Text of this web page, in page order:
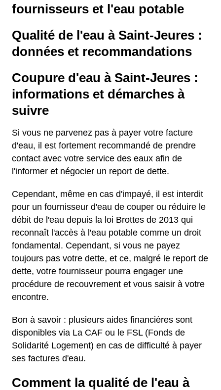
fournisseurs et l'eau potable
Qualité de l'eau à Saint-Jeures :
données et recommandations
Coupure d'eau à Saint-Jeures :
informations et démarches à
suivre
Si vous ne parvenez pas à payer votre facture
d'eau, il est fortement recommandé de prendre
contact avec votre service des eaux afin de
l'informer et négocier un report de dette.
Cependant, même en cas d'impayé, il est interdit
pour un fournisseur d'eau de couper ou réduire le
débit de l'eau depuis la loi Brottes de 2013 qui
reconnaît l'accès à l'eau potable comme un droit
fondamental. Cependant, si vous ne payez
toujours pas votre dette, et ce, malgré le report de
dette, votre fournisseur pourra engager une
procédure de recouvrement et vous saisir à votre
encontre.
Bon à savoir : plusieurs aides financières sont
disponibles via La CAF ou le FSL (Fonds de
Solidarité Logement) en cas de difficulté à payer
ses factures d'eau.
Comment la qualité de l'eau à